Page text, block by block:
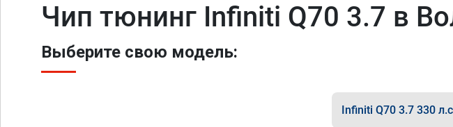
Чип тюнинг Infiniti Q70 3.7 в
Выберите свою модель:
Infiniti Q70 3.7 330 л.с